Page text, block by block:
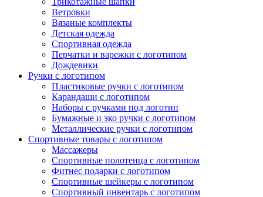
Ветровки
Вязаные комплекты
Детская одежда
Спортивная одежда
Перчатки и варежки с логотипом
Дождевики
Ручки с логотипом
Пластиковые ручки с логотипом
Карандаши с логотипом
Наборы с ручками под логотип
Бумажные и эко ручки с логотипом
Металлические ручки с логотипом
Спортивные товары с логотипом
Массажеры
Спортивные полотенца с логотипом
Фитнес подарки с логотипом
Спортивные шейкеры с логотипом
Спортивный инвентарь с логотипом